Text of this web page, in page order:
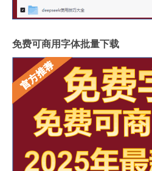
免费可商用字体批量下载